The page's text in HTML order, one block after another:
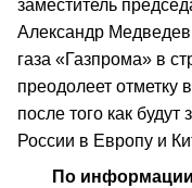
заместитель
Александр
газа «Газпрома» в
преодолеет отметку
после того как
России в Европу и
По